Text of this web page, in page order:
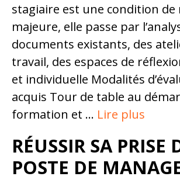
stagiaire est une condition de
majeure, elle passe par
documents existants, des
travail, des espaces de
et individuelle Modalités
acquis Tour de table au
formation et … Lire plus
RÉUSSIR SA PRISE
POSTE DE